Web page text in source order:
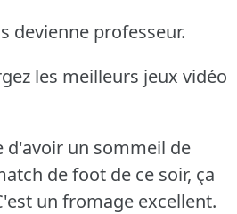
devienne professeur.
les meilleurs jeux vidéo
d'avoir un sommeil de
de foot de ce soir, ça
un fromage excellent.